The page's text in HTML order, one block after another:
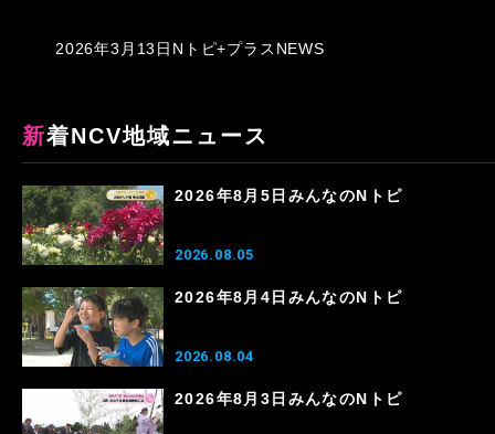
2026年3月13日Nトピ+プラスNEWS
新着NCV地域ニュース
2026年8月5日みんなのNトピ
2026.08.05
2026年8月4日みんなのNトピ
2026.08.04
2026年8月3日みんなのNトピ